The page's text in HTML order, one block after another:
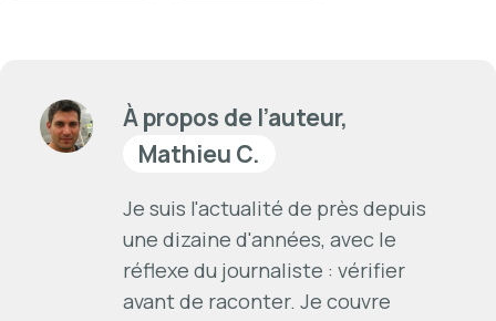
À propos de l’auteur,
Mathieu C.
Je suis l'actualité de près depuis
une dizaine d'années, avec le
réflexe du journaliste : vérifier
avant de raconter. Je couvre